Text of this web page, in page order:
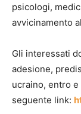
psicologi,
avvicinamento
Gli interessati
adesione,
ucraino, entro
seguente link: